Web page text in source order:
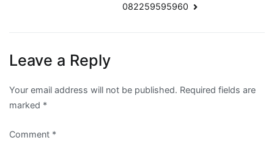
082259595960
Leave a Reply
Your email address will not be published. Required fields are
marked *
Comment *